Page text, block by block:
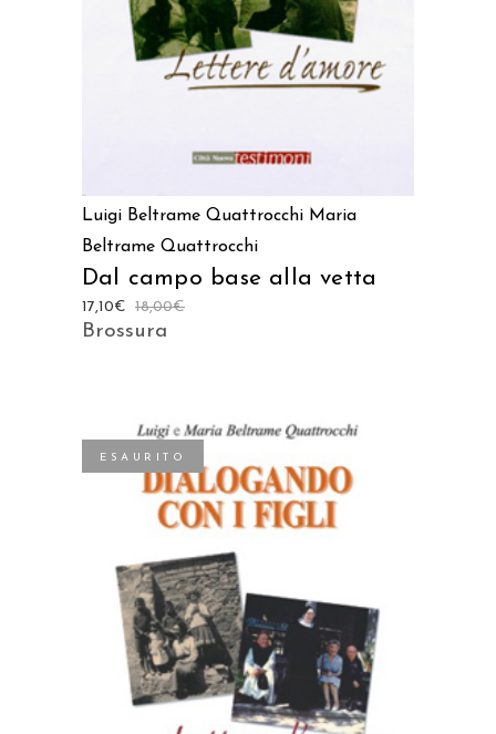
Luigi Beltrame Quattrocchi Maria
Beltrame Quattrocchi
Dal campo base alla vetta
18,00€
17,10€
Brossura
ESAURITO
LEGGI TUTTO